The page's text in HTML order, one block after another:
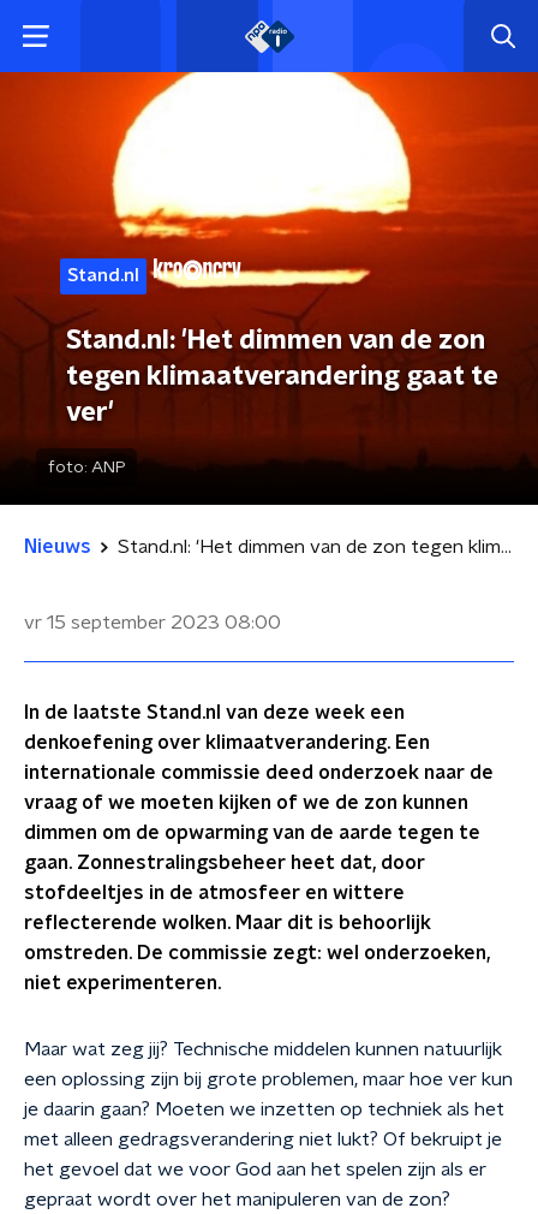
Stand.nl
Stand.nl: 'Het dimmen van de zon
tegen klimaatverandering gaat te
ver'
foto: ANP
Nieuws Stand.nl: 'Het dimmen van de zon tegen klimaatverandering gaat te ver'
vr 15 september 2023 08:00
In de laatste Stand.nl van deze week een
denkoefening over klimaatverandering. Een
internationale commissie deed onderzoek naar de
vraag of we moeten kijken of we de zon kunnen
dimmen om de opwarming van de aarde tegen te
gaan. Zonnestralingsbeheer heet dat, door
stofdeeltjes in de atmosfeer en wittere
reflecterende wolken. Maar dit is behoorlijk
omstreden. De commissie zegt: wel onderzoeken,
niet experimenteren.
Maar wat zeg jij? Technische middelen kunnen natuurlijk
een oplossing zijn bij grote problemen, maar hoe ver kun
je daarin gaan? Moeten we inzetten op techniek als het
met alleen gedragsverandering niet lukt? Of bekruipt je
het gevoel dat we voor God aan het spelen zijn als er
gepraat wordt over het manipuleren van de zon?